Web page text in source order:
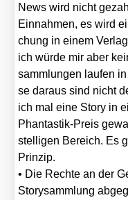
News wird nicht
Ein­nah­men, es wird
chung in einem
ich wür­de mir aber
samm­lun­gen lau­fen
se dar­aus sind nicht
ich mal eine Sto­ry in
Phan­tas­tik-Preis
stel­li­gen Bereich. Es
Prin­zip.
• Die Rech­te an der
Sto­ry­samm­lung